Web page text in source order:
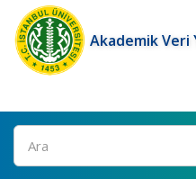
Akademik Veri
Ara